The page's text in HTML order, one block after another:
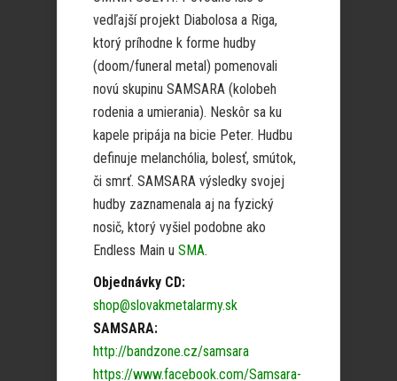
vedľajší projekt Diabolosa a Riga,
ktorý príhodne k forme hudby
(doom/funeral metal) pomenovali
novú skupinu SAMSARA (kolobeh
rodenia a umierania). Neskôr sa ku
kapele pripája na bicie Peter. Hudbu
definuje melanchólia, bolesť, smútok,
či smrť. SAMSARA výsledky svojej
hudby zaznamenala aj na fyzický
nosič, ktorý vyšiel podobne ako
Endless Main u SMA.
Objednávky CD:
shop@slovakmetalarmy.sk
SAMSARA:
http://bandzone.cz/samsara
https://www.facebook.com/Samsara-